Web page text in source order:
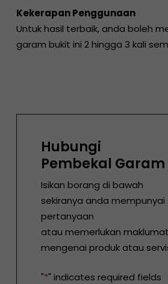
Kekerapan Penggunaan
Untuk hasil terbaik, anda boleh
garam bukit ini 2 hingga 3 kali
Hubungi
Pembekal Garam
Isikan borang di bawah
sekiranya anda
pertanyaan
atau memerlukan
mengenai produk atau
"*" indicates required fields